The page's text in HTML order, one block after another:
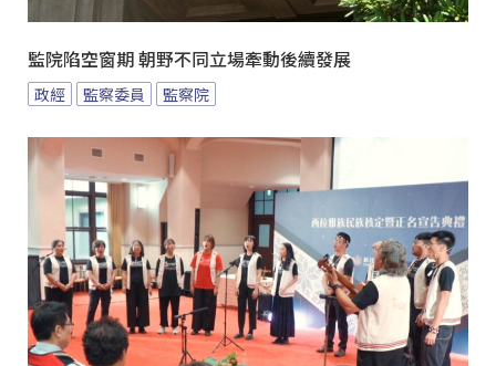
監院陷空窗期 朝野不同立場牽動後續發展
政經 監察委員 監察院